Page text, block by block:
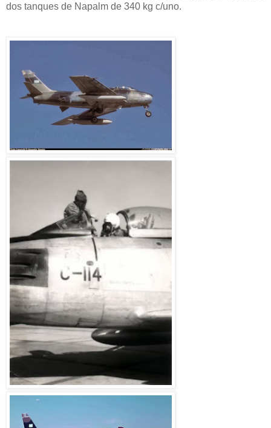
dos tanques de Napalm de 340 kg c/uno.